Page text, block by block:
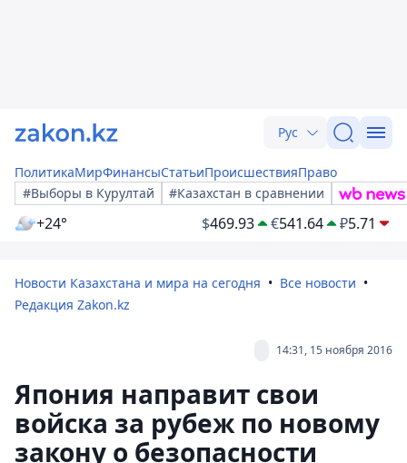
Рус
ПолитикаМирФинансыСтатьиПроисшествияПраво
#Выборы в Курултай
#Казахстан в сравнении
+24° $469.93 €541.64 ₽5.71
Новости Казахстана и мира на сегодня
Все новости
Редакция Zakon.kz
14:31, 15 ноября 2016
Япония направит свои
войска за рубеж по новому
закону о безопасности